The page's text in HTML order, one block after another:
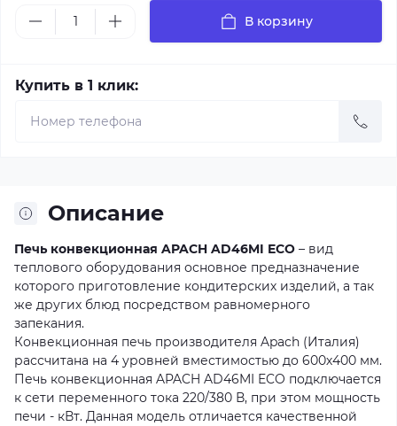
В корзину
Купить в 1 клик:
Описание
Печь конвекционная APACH AD46MI ECO – вид
теплового оборудования основное предназначение
которого приготовление кондитерских изделий, а так
же других блюд посредством равномерного
запекания.
Конвекционная печь производителя Apach (Италия)
рассчитана на 4 уровней вместимостью до 600х400 мм.
Печь конвекционная APACH AD46MI ECO подключается
к сети переменного тока 220/380 В, при этом мощность
печи - кВт. Данная модель отличается качественной